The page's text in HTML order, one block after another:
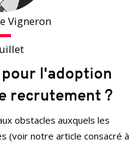
Vigneron
l'adoption
recrutement ?
obstacles auxquels les
(voir notre article consacré à